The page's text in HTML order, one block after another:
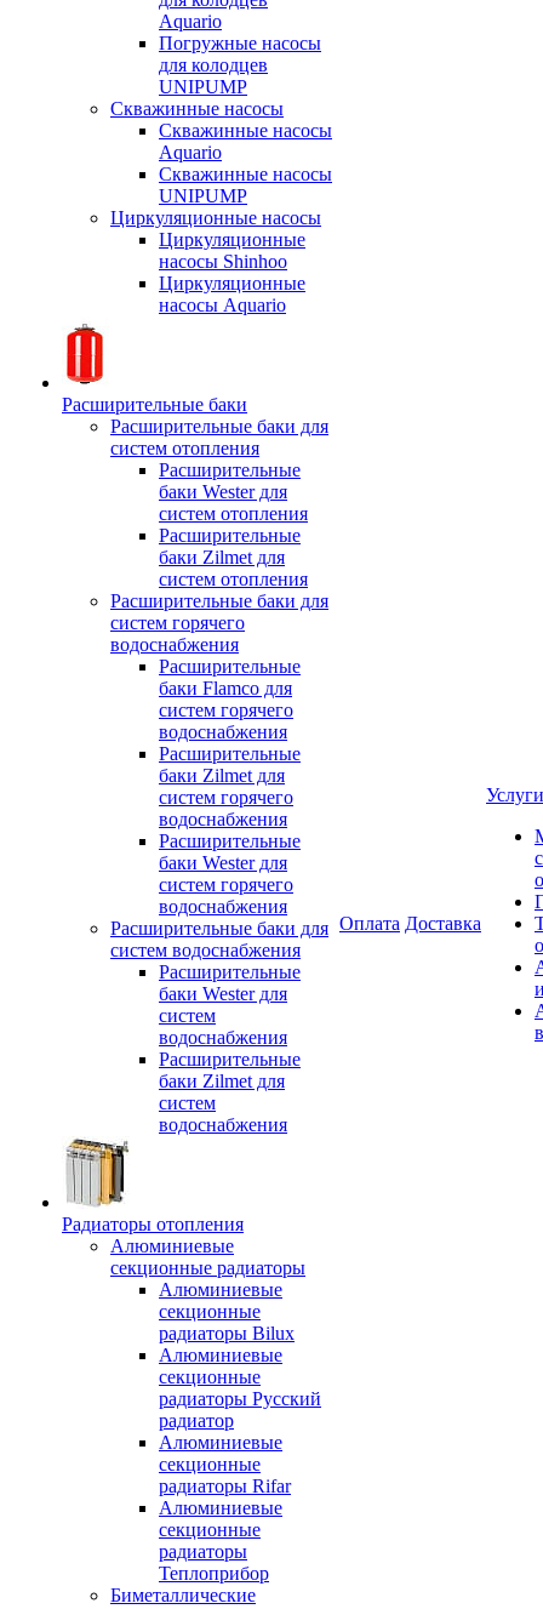
Aquario
Погружные насосы
для колодцев
UNIPUMP
Скважинные насосы
Скважинные насосы
Aquario
Скважинные насосы
UNIPUMP
Циркуляционные насосы
Циркуляционные
насосы Shinhoo
Циркуляционные
насосы Aquario
Расширительные баки
Расширительные баки для
систем отопления
Расширительные
баки Wester для
систем отопления
Расширительные
баки Zilmet для
систем отопления
Расширительные баки для
систем горячего
водоснабжения
Расширительные
баки Flamco для
систем горячего
водоснабжения
Расширительные
баки Zilmet для
систем горячего
водоснабжения
Расширительные
баки Wester для
систем горячего
водоснабжения
Расширительные баки для
систем водоснабжения
Расширительные
баки Wester для
систем
водоснабжения
Расширительные
баки Zilmet для
систем
водоснабжения
Радиаторы отопления
Алюминиевые
секционные радиаторы
Алюминиевые
секционные
радиаторы Bilux
Алюминиевые
секционные
радиаторы Русский
радиатор
Алюминиевые
секционные
радиаторы Rifar
Алюминиевые
секционные
радиаторы
Теплоприбор
Биметаллические
Оплата Доставка
Услуги